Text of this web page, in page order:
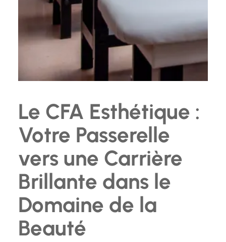
Le CFA Esthétique :
Votre Passerelle
vers une Carrière
Brillante dans le
Domaine de la
Beauté